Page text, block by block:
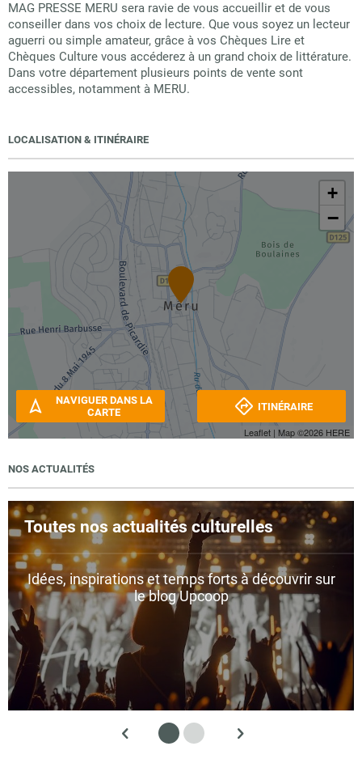
MAG PRESSE MERU sera ravie de vous accueillir et de vous
conseiller dans vos choix de lecture. Que vous soyez un lecteur
aguerri ou simple amateur, grâce à vos Chèques Lire et
Chèques Culture vous accéderez à un grand choix de littérature.
Dans votre département plusieurs points de vente sont
accessibles, notamment à MERU.
LOCALISATION & ITINÉRAIRE
+
−
Leaflet | Map ©2026 HERE
NAVIGUER DANS LA
CARTE
ITINÉRAIRE
NOS ACTUALITÉS
Toutes nos actualités culturelles
Idées, inspirations et temps forts à découvrir sur
le blog Upcoop